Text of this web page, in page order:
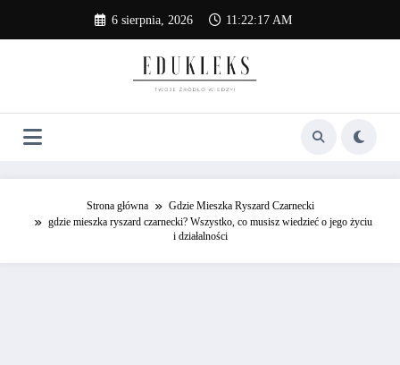
content
6 sierpnia, 2026 11:22:18 AM
Strona główna
Gdzie Mieszka Ryszard Czarnecki
gdzie mieszka ryszard czarnecki? Wszystko, co musisz wiedzieć o jego życiu
i działalności